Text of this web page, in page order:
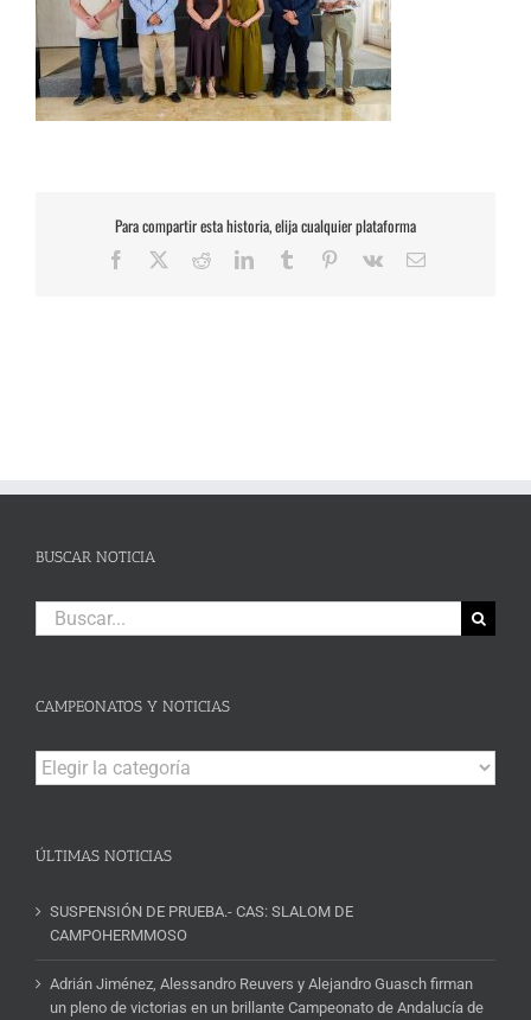
Para compartir esta historia, elija cualquier plataforma
Facebook RedditLinkedInTumblr Pinterest
Vk
Correo
BUSCAR NOTICIA
Buscar:
CAMPEONATOS Y NOTICIAS
Campeonatos
y
ÚLTIMAS NOTICIAS
SUSPENSIÓN DE PRUEBA.- CAS: SLALOM DE
CAMPOHERMMOSO
Adrián Jiménez, Alessandro Reuvers y Alejandro Guasch firman
un pleno de victorias en un brillante Campeonato de Andalucía de